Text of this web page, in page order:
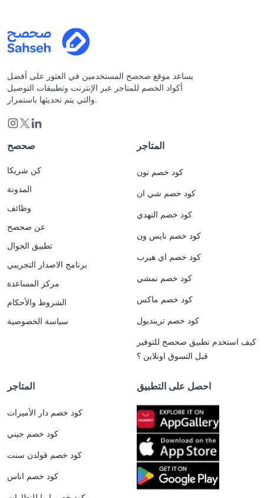
يساعد موقع صحصح المستخدمين في العثور على أفضل
أكواد الخصم للمتاجر عبر الإنترنت وتطبيقات التوصيل
والتي يتم تحديثها باستمرار.
صحصح
كن شريكا
المدونة
وظائف
عن صحصح
تطبيق الجوال
برنامج الاصدار التجريبي
مركز المساعدة
الشروط والأحكام
سياسة الخصوصية
المتاجر
كود خصم نون
كود خصم شي ان
كود خصم النهدي
كود خصم نايس ون
كود خصم اي هيرب
كود خصم نمشي
كود خصم ماكس
كود خصم ترينديول
كيف استخدم تطبيق صحصح للتوفير
قبل التسوق اونلاين ؟
المتاجر
كود خصم دار الأميرات
كود خصم جيني
كود خصم قولدن سنت
كود خصم اناس
احصل على التطبيق